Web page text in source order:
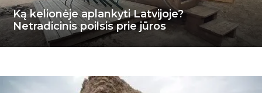
Ką kelionėje aplankyti Latvijoje?
Netradicinis poilsis prie jūros